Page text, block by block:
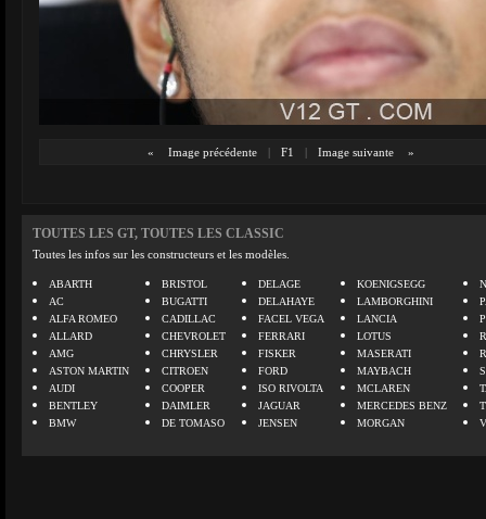
« Image précédente | F1 | Image suivante »
TOUTES LES GT, TOUTES LES CLASSIC
Toutes les infos sur les constructeurs et les modèles.
ABARTH
AC
ALFA ROMEO
ALLARD
AMG
ASTON MARTIN
AUDI
BENTLEY
BMW
BRISTOL
BUGATTI
CADILLAC
CHEVROLET
CHRYSLER
CITROEN
COOPER
DAIMLER
DE TOMASO
DELAGE
DELAHAYE
FACEL VEGA
FERRARI
FISKER
FORD
ISO RIVOLTA
JAGUAR
JENSEN
KOENIGSEGG
LAMBORGHINI
LANCIA
LOTUS
MASERATI
MAYBACH
MCLAREN
MERCEDES BENZ
MORGAN